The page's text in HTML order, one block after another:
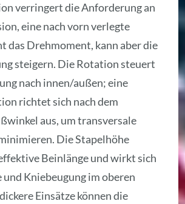
verringert die Anforderung an
eine nach vorn verlegte
das Drehmoment, kann aber die
steigern. Die Rotation steuert
nach innen/außen; eine
richtet sich nach dem
aus, um transversale
Die Stapelhöhe
Beinlänge und wirkt sich
Kniebeugung im oberen
Einsätze können die